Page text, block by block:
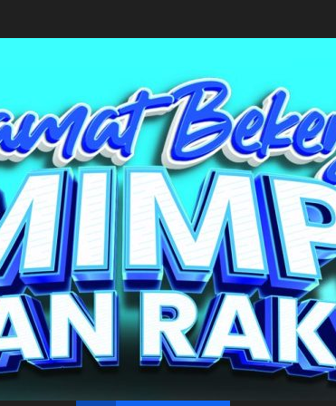
Pemkab Simalungun bersama Kemendagri Kawal